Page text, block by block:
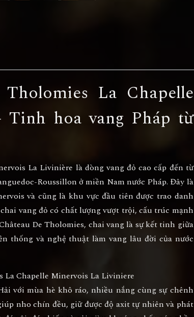
La Chapelle
hoa vang Pháp từ
La Livinière là dòng vang đỏ cao cấp đến từ
Roussillon ở miền Nam nước Pháp. Đây là
và cũng là khu vực đầu tiên được trao danh
vang đỏ có chất lượng vượt trội, cấu trúc mạnh
De Tholomies, chai vang là sự kết tinh giữa
thống và nghệ thuật làm vang lâu đời của nước
với mùa hè khô ráo, nhiều nắng cùng sự chênh
nho chín đều, giữ được độ axit tự nhiên và phát